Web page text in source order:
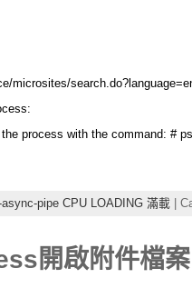
microsites/
process with the command: #
pipe CPU LOADING 滿載|
開啟附件檔